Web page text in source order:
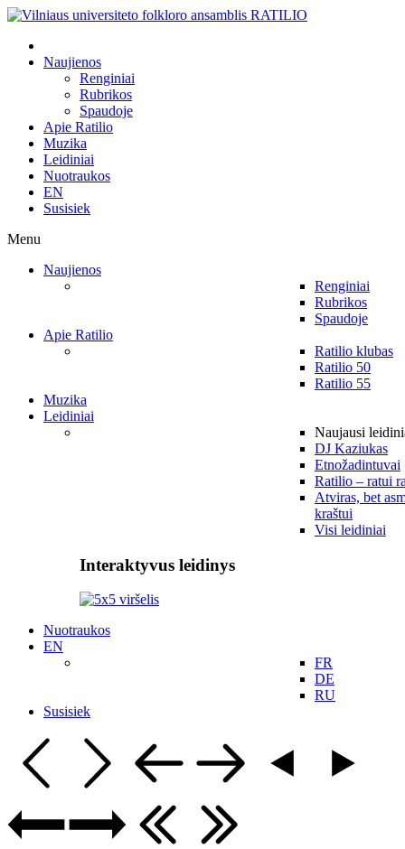
Naujienos
Renginiai
Rubrikos
Spaudoje
Apie Ratilio
Muzika
Leidiniai
Nuotraukos
EN
Susisiek
Menu
Naujienos
Renginiai
Rubrikos
Spaudoje
Apie Ratilio
Ratilio klubas
Ratilio 50
Ratilio 55
Muzika
Leidiniai
Naujausi
DJ Kaziukas
Etnožadintuvai
Ratilio – ratui
Atviras, bet
kraštui
Visi leidiniai
Interaktyvus leidinys
Nuotraukos
EN
FR
DE
RU
Susisiek